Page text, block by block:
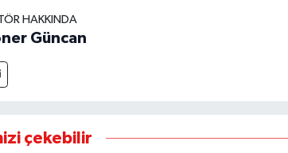
HAKKINDA
Güncan
çekebilir